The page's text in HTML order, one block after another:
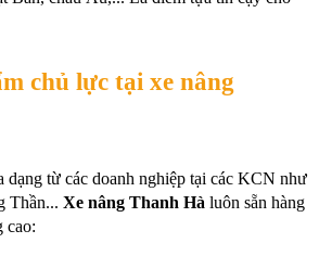
chủ lực tại xe nâng
dạng từ các doanh nghiệp tại các KCN như
Thần... Xe nâng Thanh Hà luôn sẵn hàng
cao: